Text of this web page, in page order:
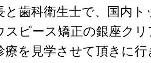
と歯科衛生士で、国内
スピース矯正の銀座ク
療を見学させて頂きに